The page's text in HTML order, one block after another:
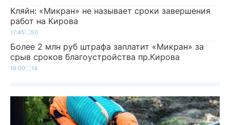
Кляйн: «Микран» не называет сроки завершения
работ на Кирова
17:45 50
Более 2 млн руб штрафа заплатит «Микран» за
срыв сроков благоустройства пр.Кирова
18:00 14